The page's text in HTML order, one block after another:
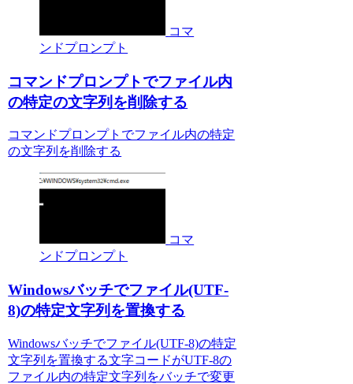
コマ
ンドプロンプト
コマンドプロンプトでファイル内
の特定の文字列を削除する
コマンドプロンプトでファイル内の特定
の文字列を削除する
コマ
ンドプロンプト
Windowsバッチでファイル(UTF-
8)の特定文字列を置換する
Windowsバッチでファイル(UTF-8)の特定
文字列を置換する文字コードがUTF-8の
ファイル内の特定文字列をバッチで変更